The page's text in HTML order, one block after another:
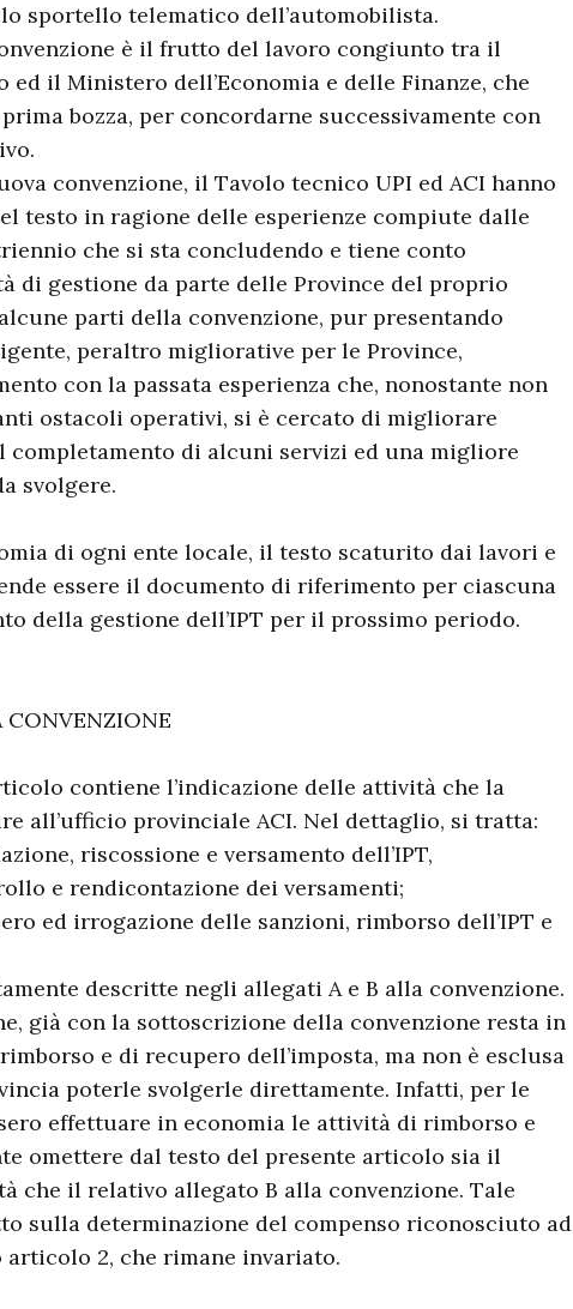
sportello telematico dell’automobilista.
è il frutto del lavoro congiunto tra il
il Ministero dell’Economia e delle Finanze, che
bozza, per concordarne successivamente con
convenzione, il Tavolo tecnico UPI ed ACI hanno
testo in ragione delle esperienze compiute dalle
che si sta concludendo e tiene conto
di gestione da parte delle Province del proprio
parti della convenzione, pur presentando
peraltro migliorative per le Province,
con la passata esperienza che, nonostante non
ostacoli operativi, si è cercato di migliorare
completamento di alcuni servizi ed una migliore
svolgere.
di ogni ente locale, il testo scaturito dai lavori e
essere il documento di riferimento per ciascuna
della gestione dell’IPT per il prossimo periodo.
contiene l’indicazione delle attività che la
all’ufficio provinciale ACI. Nel dettaglio, si tratta:
riscossione e versamento dell’IPT,
e rendicontazione dei versamenti;
ed irrogazione delle sanzioni, rimborso dell’IPT e
descritte negli allegati A e B alla convenzione.
già con la sottoscrizione della convenzione resta in
e di recupero dell’imposta, ma non è esclusa
poterle svolgerle direttamente. Infatti, per le
effettuare in economia le attività di rimborso e
omettere dal testo del presente articolo sia il
che il relativo allegato B alla convenzione. Tale
sulla determinazione del compenso riconosciuto ad
2, che rimane invariato.